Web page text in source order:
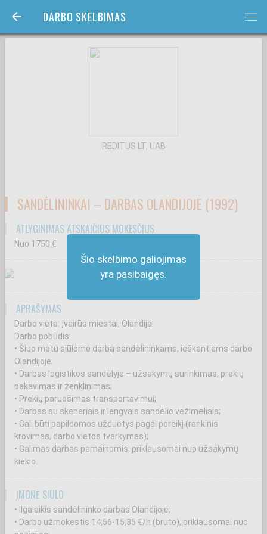
DARBO SKELBIMAS bars
Šio skelbimo galiojimas
yra pasibaigęs.
REDITUS LT, UAB
SANDĖLININKAI – DARBAS OLANDIJOJE (1992)
ATLYGINIMAS ATSKAIČIUS MOKESČIUS
Nuo 1750 €
APRAŠYMAS
Darbo vieta: Įvairūs miestai, Olandija
Darbo pobūdis:
• Šiuo metu siūlome darbą sandėlininkams, ieškantiems darbo
Olandijoje;
• Darbas logistikos sandėlyje – užsakymų surinkimas, prekių
pakavimas ir ženklinimas;
• Prekių paruošimas transportavimui;
• Darbas su skeneriais ir lengvais sandėlio vežimėliais;
• Gali būti papildomos užduotys pagal poreikį (rankinis
krovimas, darbo vietos tvarkymas);
• Galimas darbas pamainomis, priklausomai nuo užsakymų
kiekio.
ĮMONĖ SIŪLO
• Ilgalaikis sandėlininko darbas Olandijoje;
• Darbo užmokestis 14,56-15,35 €/h (bruto), priklausomai nuo